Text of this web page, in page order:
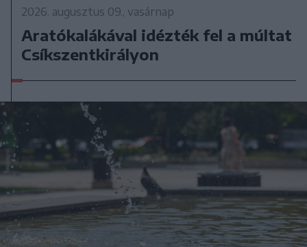
2026. augusztus 09., vasárnap
Aratókalákával idézték fel a múltat
Csíkszentkirályon